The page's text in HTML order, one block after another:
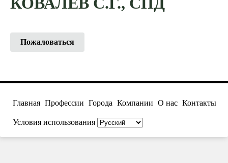
Пожаловаться
Главная Профессии Города Компании О нас Контакты
Условия использования